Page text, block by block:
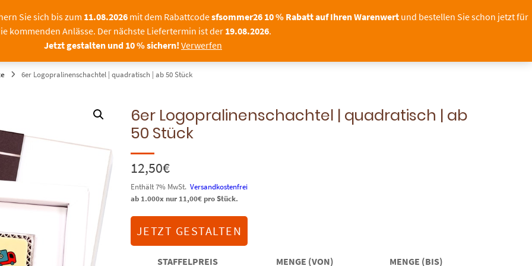
Sie sich bis zum 11.08.2026 mit dem Rabattcodesfsommer26 10 % Rabatt auf Ihren Warenwert und bestellen Sie schon jetzt für
kommenden Anlässe. Der nächste Liefertermin ist der 19.08.2026.
Jetzt gestalten und 10 % sichern!Verwerfen
Sommerpause bei SchokoFoto – unser Shop bleibt geöffnet! Sichern Sie sich bis zum 11.08.2026
FOTOPRALINEN SCHOKOLADE MIT FOTO
6er Logopralinenschachtel | quadratisch | ab 50 Stück
6er Logopralinenschachtel | quadratisch | ab
50 Stück
12,50€
Enthält 7% MwSt. Versandkostenfrei
ab 1.000x nur 11,00€pro Stück.
JETZT GESTALTEN
STAFFELPREIS MENGE (VON)
MENGE (BIS)